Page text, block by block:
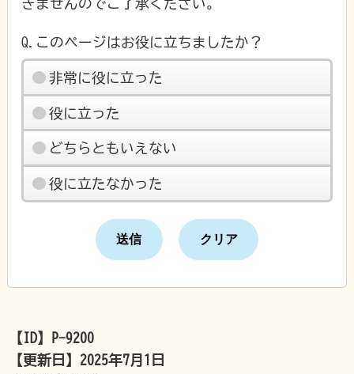
きませんのでご了承ください。
Q.このページはお役に立ちましたか？
非常に役に立った
役に立った
どちらともいえない
役に立たなかった
【ID】
P-9200
【更新日】 2025年7月1日